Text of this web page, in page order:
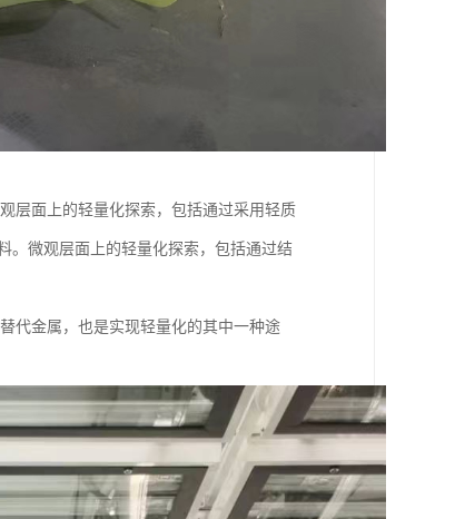
层面上的轻量化探索，包括通过采用轻质
。微观层面上的轻量化探索，包括通过结
代金属，也是实现轻量化的其中一种途